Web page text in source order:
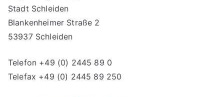
Stadt Schleiden
Blankenheimer Straße 2
53937 Schleiden
Telefon +49 (0) 2445 89 0
Telefax +49 (0) 2445 89 250